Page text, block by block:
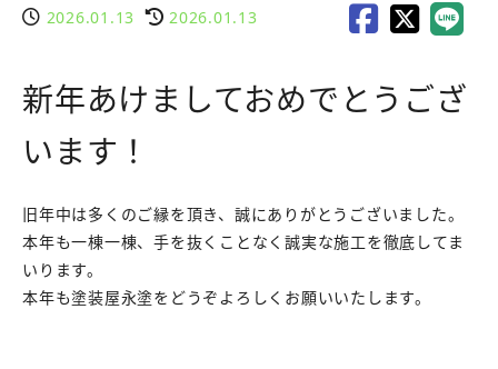
2026.01.13 2026.01.13
新年あけましておめでとうござ
います！
旧年中は多くのご縁を頂き、誠にありがとうございました。
本年も一棟一棟、手を抜くことなく誠実な施工を徹底してま
いります。
本年も塗装屋永塗をどうぞよろしくお願いいたします。